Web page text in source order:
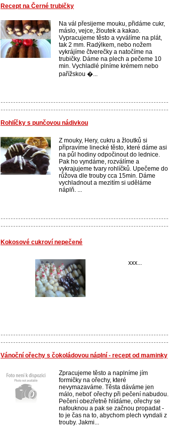
Recept na Černé trubičky
Na vál přesijeme mouku, přidáme cukr,
máslo, vejce, žloutek a kakao.
Vypracujeme těsto a vyválíme na plát,
tak 2 mm. Radýlkem, nebo nožem
vykrájíme čtverečky a natočíme na
trubičky. Dáme na plech a pečeme 10
min. Vychladlé plníme krémem nebo
pařížskou �...
Rohlíčky s punčovou nádivkou
Z mouky, Hery, cukru a žloutků si
připravíme linecké těsto, které dáme asi
na půl hodiny odpočinout do lednice.
Pak ho vyndáme, rozválíme a
vykrajujeme tvary rohlíčků. Upečeme do
růžova dle trouby cca 15min. Dáme
vychladnout a mezitím si uděláme
náplň. ...
Kokosové cukroví nepečené
xxx...
Vánoční ořechy s čokoládovou náplní - recept od maminky
Zpracujeme těsto a naplníme jím
formičky na ořechy, které
nevymazaváme. Těsta dáváme jen
málo, neboť ořechy při pečení nabudou.
Pečení obezřetně hlídáme, ořechy se
nafouknou a pak se začnou propadat -
to je čas na to, abychom plech vyndali z
trouby. Jakmi...